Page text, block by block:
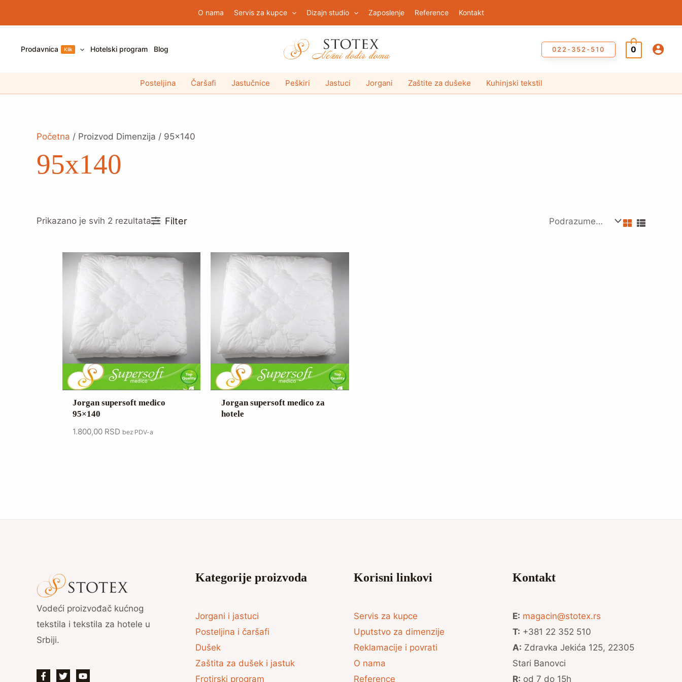
na
O nama Servis za kupce Dizajn studio Zaposlenje Reference Kontakt
Prodavnica Klik Hotelski program Blog 022-352-510 0
Posteljina Čaršafi Jastučnice Peškiri Jastuci Jorgani Zaštite za dušeke Kuhinjski tekstil
Početna / Proizvod Dimenzija / 95x140
95x140
Prikazano je svih 2 rezultata Filter
Jorgan supersoft medico
95×140
1.800,00 RSD bez PDV-a
Jorgan supersoft medico za
hotele
Vodeći proizvođač kućnog
tekstila i tekstila za hotele u
Srbiji.
Kategorije proizvoda
Jorgani i jastuci
Posteljina i čaršafi
Dušek
Zaštita za dušek i jastuk
Frotirski program
Korisni linkovi
Servis za kupce
Uputstvo za dimenzije
Reklamacije i povrati
O nama
Reference
Kontakt
E: magacin@stotex.rs
T: +381 22 352 510
A: Zdravka Jekića 125, 22305
Stari Banovci
R: od 7 do 15h